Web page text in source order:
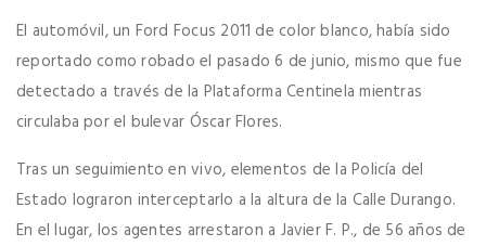
El automóvil, un Ford Focus 2011 de color blanco, había sido
reportado como robado el pasado 6 de junio, mismo que fue
detectado a través de la Plataforma Centinela mientras
circulaba por el bulevar Óscar Flores.
Tras un seguimiento en vivo, elementos de la Policía del
Estado lograron interceptarlo a la altura de la Calle Durango.
En el lugar, los agentes arrestaron a Javier F. P., de 56 años de